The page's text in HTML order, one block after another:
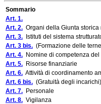
Sommario
Art. 1.
Art. 2. Organi della Giunta storica
Art. 3. Istituti del sistema
Art. 3 bis. (Formazione delle
Art. 4. Nomine di competenza
Art. 5. Risorse finanziarie
Art. 6. Attività di coordinamento
Art. 6 bis. (Gratuità degli
Art. 7. Personale
Art. 8. Vigilanza